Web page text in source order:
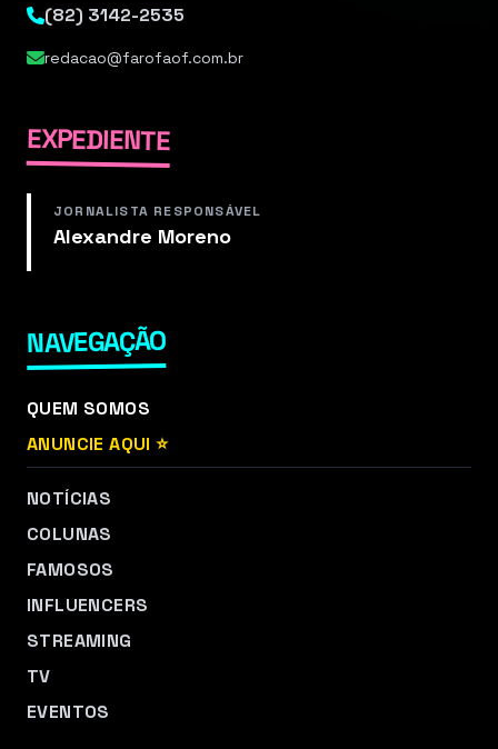
(82) 3142-2535
redacao@farofaof.com.br
EXPEDIENTE
JORNALISTA RESPONSÁVEL
Alexandre Moreno
NAVEGAÇÃO
QUEM SOMOS
ANUNCIE AQUI ⭐
NOTÍCIAS
COLUNAS
FAMOSOS
INFLUENCERS
STREAMING
TV
EVENTOS